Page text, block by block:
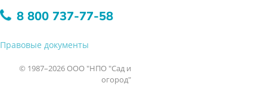
8 800 737-77-58
Правовые документы
© 1987–2026 ООО "НПО "Сад и
огород"